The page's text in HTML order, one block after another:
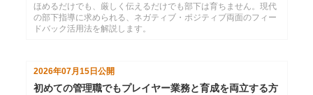
ほめるだけでも、厳しく伝えるだけでも部下は育ちません。現代
の部下指導に求められる、ネガティブ・ポジティブ両面のフィー
ドバック活用法を解説します。
2026年07月15日 公開
初めての管理職でもプレイヤー業務と育成を両立する方